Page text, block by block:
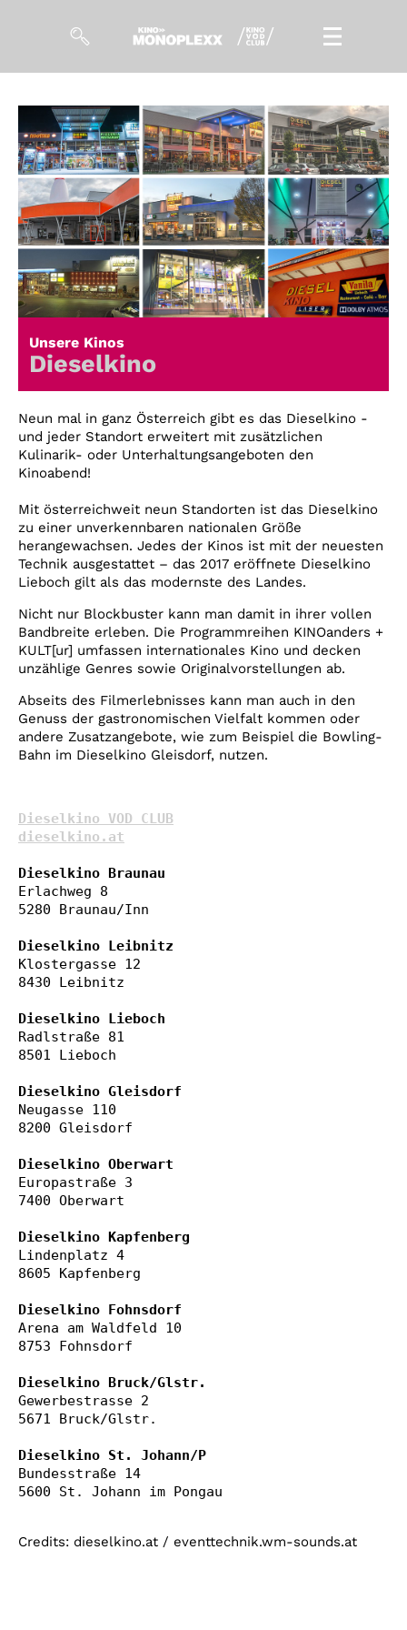
Filme
Magazin
Kuratierungen
Events
So geht’s
Filmpakete
Gutscheine
& Filmpässe
Account
Suche
Unsere Kinos
Dieselkino
Neun mal in ganz Österreich gibt es das Dieselkino -
und jeder Standort erweitert mit zusätzlichen
Kulinarik- oder Unterhaltungsangeboten den
Kinoabend!
Mit österreichweit neun Standorten ist das Dieselkino
zu einer unverkennbaren nationalen Größe
herangewachsen. Jedes der Kinos ist mit der neuesten
Technik ausgestattet – das 2017 eröffnete Dieselkino
Lieboch gilt als das modernste des Landes.
Nicht nur Blockbuster kann man damit in ihrer vollen
Bandbreite erleben. Die Programmreihen KINOanders +
KULT[ur] umfassen internationales Kino und decken
unzählige Genres sowie Originalvorstellungen ab.
Abseits des Filmerlebnisses kann man auch in den
Genuss der gastronomischen Vielfalt kommen oder
andere Zusatzangebote, wie zum Beispiel die Bowling-
Bahn im Dieselkino Gleisdorf, nutzen.
Dieselkino VOD CLUB
dieselkino.at
Dieselkino Braunau
Erlachweg 8
5280 Braunau/Inn
Dieselkino Leibnitz
Klostergasse 12
8430 Leibnitz
Dieselkino Lieboch
Radlstraße 81
8501 Lieboch
Dieselkino Gleisdorf
Neugasse 110
8200 Gleisdorf
Dieselkino Oberwart
Europastraße 3
7400 Oberwart
Dieselkino Kapfenberg
Lindenplatz 4
8605 Kapfenberg
Dieselkino Fohnsdorf
Arena am Waldfeld 10
8753 Fohnsdorf
Dieselkino Bruck/Glstr.
Gewerbestrasse 2
5671 Bruck/Glstr.
Dieselkino St. Johann/P
Bundesstraße 14
5600 St. Johann im Pongau
Credits: dieselkino.at / eventtechnik.wm-sounds.at